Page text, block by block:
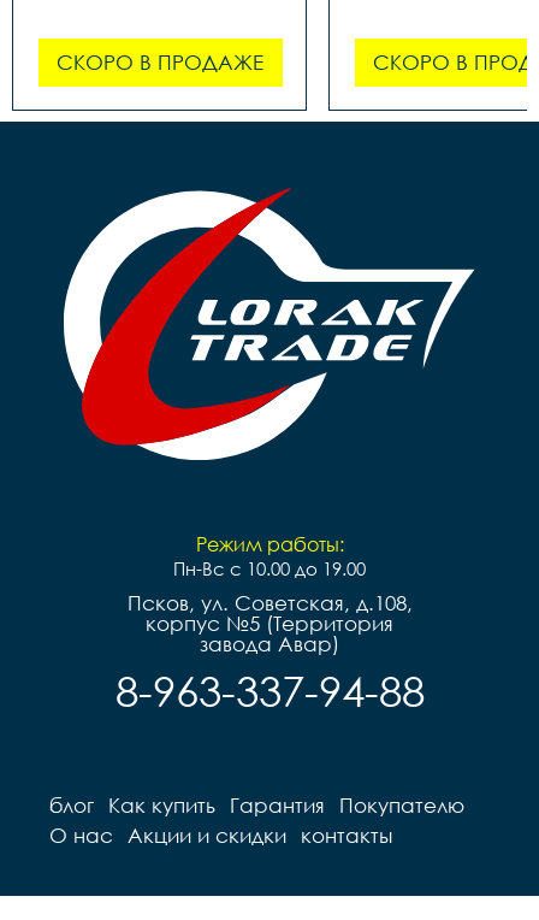
СКОРО В ПРОДАЖЕ СКОРО В
Режим работы:
Пн-Вс с 10.00 до 19.00
Псков, ул. Советская, д.108,
корпус №5 (Территория
завода Авар)
8-963-337-94-88
блог Как купить Гарантия
Покупателю
О нас
Акции и скидки контакты